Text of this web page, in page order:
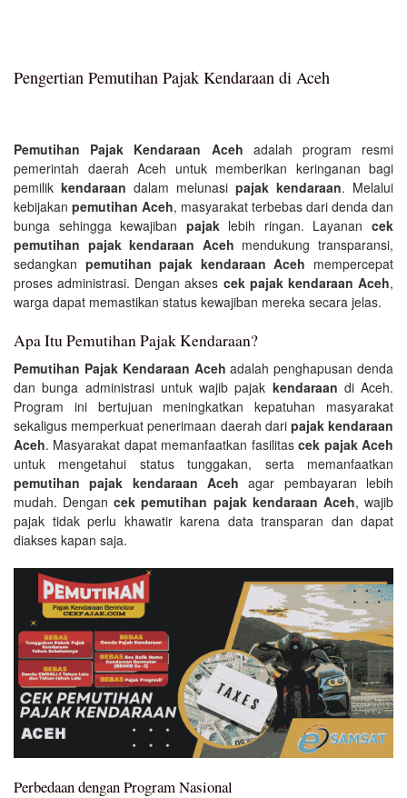
Pengertian Pemutihan Pajak Kendaraan di Aceh
Pemutihan Pajak Kendaraan Aceh adalah program resmi
pemerintah daerah Aceh untuk memberikan keringanan bagi
pemilik kendaraan dalam melunasi pajak kendaraan. Melalui
kebijakan pemutihan Aceh, masyarakat terbebas dari denda dan
bunga sehingga kewajiban pajaklebih ringan. Layanancek
pemutihan pajak kendaraan Aceh mendukung transparansi,
sedangkan pemutihan pajak kendaraan Aceh mempercepat
proses administrasi. Dengan akses cek pajak kendaraan Aceh,
warga dapat memastikan status kewajiban mereka secara jelas.
Apa Itu Pemutihan Pajak Kendaraan?
Pemutihan Pajak Kendaraan Aceh adalah penghapusan denda
dan bunga administrasi untuk wajib pajak kendaraan di Aceh.
Program ini bertujuan meningkatkan kepatuhan masyarakat
sekaligus memperkuat penerimaan daerah dari pajak kendaraan
Aceh. Masyarakat dapat memanfaatkan fasilitascek pajak Aceh
untuk mengetahui status tunggakan, serta memanfaatkan
pemutihan pajak kendaraan Aceh agar pembayaran lebih
mudah. Dengancek pemutihan pajak kendaraan Aceh, wajib
pajak tidak perlu khawatir karena data transparan dan dapat
diakses kapan saja.
Perbedaan dengan Program Nasional